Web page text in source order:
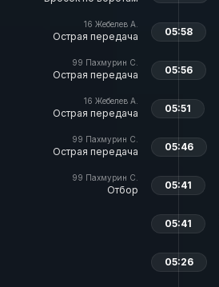
16 Жебелев А.
Острая передача 05:58
99 Пахмурин С.
Острая передача 05:56
16 Жебелев А.
Острая передача 05:51
99 Пахмурин С.
Острая передача 05:46
99 Пахмурин С.
Отбор 05:41
05:41
05:26